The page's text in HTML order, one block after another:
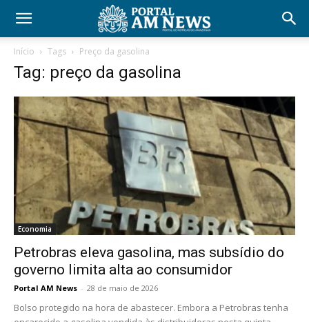
Início Tags Preço da gasolina
Tag: preço da gasolina
Economia
Petrobras eleva gasolina, mas subsídio do
governo limita alta ao consumidor
Portal AM News - 28 de maio de 2026
Bolso protegido na hora de abastecer. Embora a Petrobras tenha